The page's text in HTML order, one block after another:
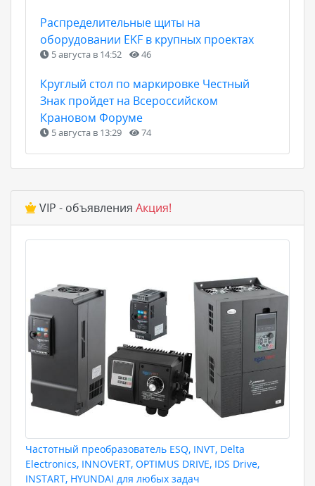
Распределительные щиты на
оборудовании EKF в крупных проектах
5 августа в 14:52 46
Круглый стол по маркировке Честный
Знак пройдет на Всероссийском
Крановом Форуме
5 августа в 13:29 74
VIP - объявления Акция!
Частотный преобразователь ESQ, INVT, Delta
Electronics, INNOVERT, OPTIMUS DRIVE, IDS Drive,
INSTART, HYUNDAI для любых задач